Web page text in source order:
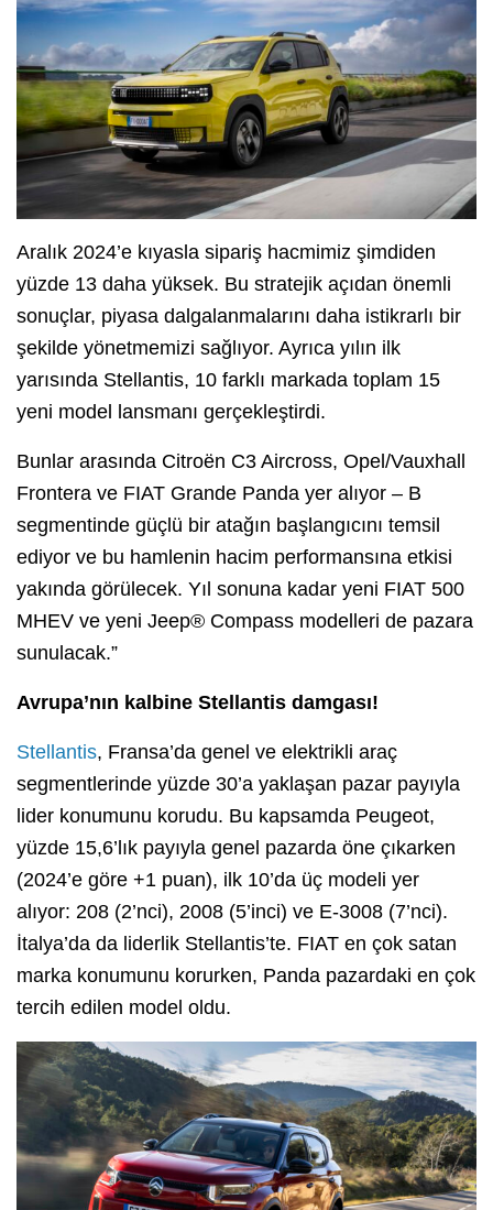
Aralık 2024’e kıyasla sipariş hacmimiz şimdiden
yüzde 13 daha yüksek. Bu stratejik açıdan önemli
sonuçlar, piyasa dalgalanmalarını daha istikrarlı bir
şekilde yönetmemizi sağlıyor. Ayrıca yılın ilk
yarısında Stellantis, 10 farklı markada toplam 15
yeni model lansmanı gerçekleştirdi.
Bunlar arasında Citroën C3 Aircross, Opel/Vauxhall
Frontera ve FIAT Grande Panda yer alıyor – B
segmentinde güçlü bir atağın başlangıcını temsil
ediyor ve bu hamlenin hacim performansına etkisi
yakında görülecek. Yıl sonuna kadar yeni FIAT 500
MHEV ve yeni Jeep® Compass modelleri de pazara
sunulacak.”
Avrupa’nın kalbine Stellantis damgası!
Stellantis, Fransa’da genel ve elektrikli araç
segmentlerinde yüzde 30’a yaklaşan pazar payıyla
lider konumunu korudu. Bu kapsamda Peugeot,
yüzde 15,6’lık payıyla genel pazarda öne çıkarken
(2024’e göre +1 puan), ilk 10’da üç modeli yer
alıyor: 208 (2’nci), 2008 (5’inci) ve E-3008 (7’nci).
İtalya’da da liderlik Stellantis’te. FIAT en çok satan
marka konumunu korurken, Panda pazardaki en çok
tercih edilen model oldu.